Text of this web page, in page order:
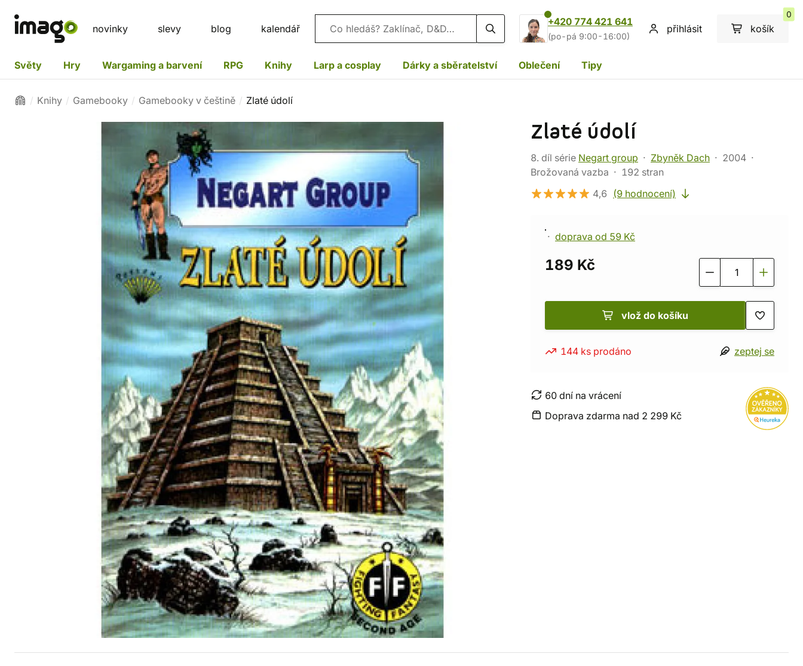
novinky slevy blog kalendář Vyhledávání
+420 774 421 641
(po-pá 9:00-16:00)
přihlásit košík
0
Světy Hry Wargaming a barvení RPG Knihy Larp a cosplay Dárky a sběratelství Oblečení Tipy
Knihy Gamebooky Gamebooky v češtině Zlaté údolí
Zlaté údolí
8. díl série Negart group Zbyněk Dach
2004
Brožovaná vazba
192 stran
4,6
(9 hodnocení)
doprava od 59 Kč
189 Kč
vlož do košíku
144 ks prodáno zeptej se
60 dní na vrácení
Doprava zdarma nad 2 299 Kč